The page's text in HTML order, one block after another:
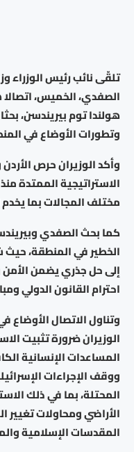
تلقّى نائب رئيس الوزراء
الصفدي، الخميس،
هولندا توم بيريندسن،
وتطورات الأوضاع في
وأكد الوزيران حرص
مختلف المجالات بما
كما بحث الصفدي
الخطير في المنطقة،
إلى حل جذري يضمن الأمن
احترام القانون الدولي
وتناول الاتصال الأوضاع
الوزيران ضرورة تثبيت
المساعدات الإنسانية
ووقف الإجراءات
المحتلة، بما في ذلك
الأراضي ومحاولات تغيير
المقدسات الإسلامية